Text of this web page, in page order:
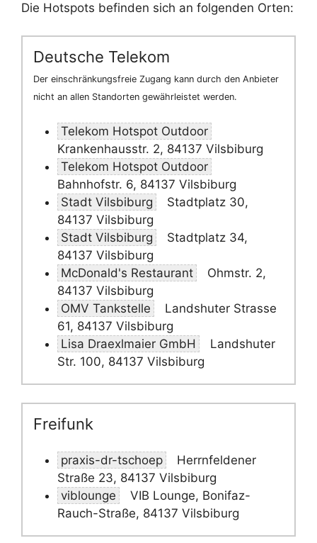
Die Hotspots befinden sich an folgenden Orten:
Deutsche Telekom
Der einschränkungsfreie Zugang kann durch den Anbieter
nicht an allen Standorten gewährleistet werden.
Telekom Hotspot Outdoor
Krankenhausstr. 2, 84137 Vilsbiburg
Telekom Hotspot Outdoor
Bahnhofstr. 6, 84137 Vilsbiburg
Stadt Vilsbiburg
Stadtplatz 30,
84137 Vilsbiburg
Stadt Vilsbiburg
Stadtplatz 34,
84137 Vilsbiburg
McDonald's Restaurant
Ohmstr. 2,
84137 Vilsbiburg
OMV Tankstelle
Landshuter Strasse
61, 84137 Vilsbiburg
Lisa Draexlmaier GmbH
Landshuter
Str. 100, 84137 Vilsbiburg
Freifunk
praxis-dr-tschoep
Herrnfeldener
Straße 23, 84137 Vilsbiburg
viblounge
VIB Lounge, Bonifaz-
Rauch-Straße, 84137 Vilsbiburg